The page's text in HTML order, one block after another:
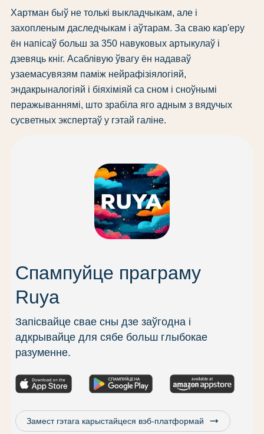
Хартман быў не толькі выкладчыкам, але і
захопленым даследчыкам і аўтарам. За сваю кар'еру
ён напісаў больш за 350 навуковых артыкулаў і
дзевяць кніг. Асаблівую ўвагу ён надаваў
узаемасувязям паміж нейрафізіялогіяй,
эндакрыналогіяй і біяхіміяй са сном і сноўнымі
перажываннямі, што зрабіла яго адным з вядучых
сусветных экспертаў у гэтай галіне.
Спампуйце праграму
Ruya
Запісвайце свае сны дзе заўгодна і
адкрывайце для сябе больш глыбокае
разуменне.
Замест гэтага карыстайцеся вэб-платформай trending_flat